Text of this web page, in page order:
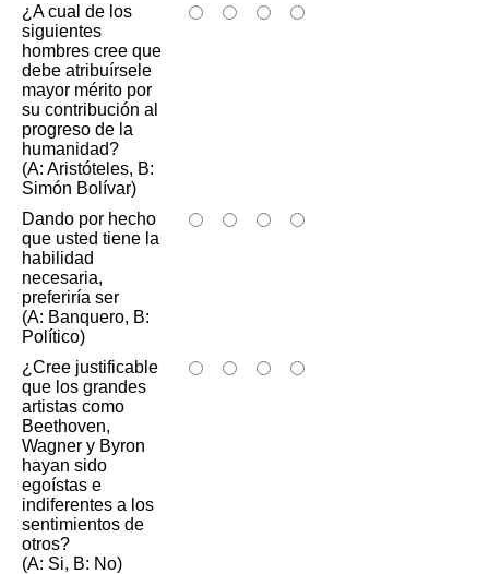
¿A cual de los
siguientes
hombres cree que
debe atribuírsele
mayor mérito por
su contribución al
progreso de la
humanidad?
(A: Aristóteles, B:
Simón Bolívar)
Dando por hecho
que usted tiene la
habilidad
necesaria,
preferiría ser
(A: Banquero, B:
Político)
¿Cree justificable
que los grandes
artistas como
Beethoven,
Wagner y Byron
hayan sido
egoístas e
indiferentes a los
sentimientos de
otros?
(A: Si, B: No)